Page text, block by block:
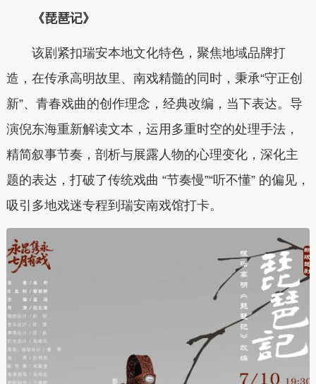
《琵琶记》
该剧紧扣瑞安本地文化特色，聚焦地域品牌打
造，在传承高明故里、南戏精髓的同时，秉承“守正创
新”、青春戏曲的创作理念，经典改编，当下表达。导
演倪东海重新解读文本，运用多重时空的处理手法，
精简叙事节奏，剖析与展露人物的心理变化，深化主
题的表达，打破了传统戏曲 “节奏慢”“听不懂” 的偏见，
吸引多地戏迷专程到瑞安南戏馆打卡。